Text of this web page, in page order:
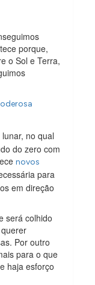
porque,
o Sol e Terra,
no qual
do zero com
novos
para
em direção
será colhido
Por outro
para o que
haja esforço